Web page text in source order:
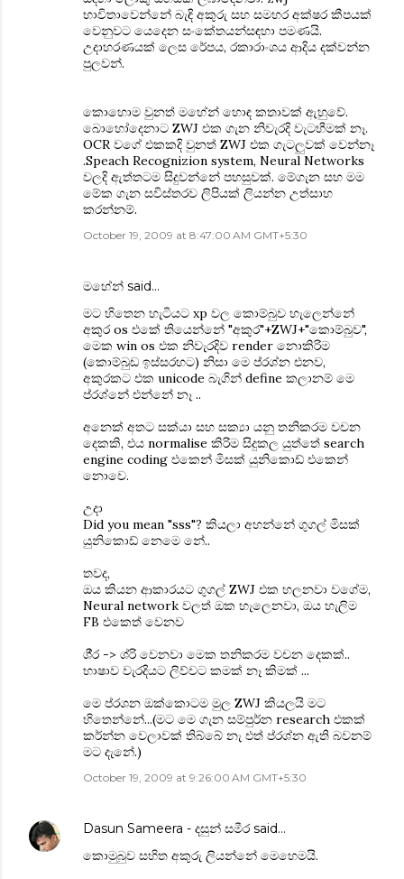
භාවිතාවෙන්නේ බැඳි අකුරු සහ සමහර අක්ෂර කීපයක්
වෙනුවට යෙදෙන සංකේතයන්සඳහා පමණයි.
උදාහරණයක් ලෙස රේපය, රකාරාංශය ආදිය දක්වන්න
පුලවන්.
කොහොම වුනත් මහේන් ‍හොඳ කතාවක් ඇහුවේ.
බොහෝදෙනාට ZWJ එක ගැන නිවැරදි වැටහීමක් නෑ.
OCR වගේ එකකදි වුනත් ZWJ එක ගැටලුවක් වෙන්නෑ
.Speach Recognizion system, Neural Networks
වලදි ඇත්තටම සිදුවන්නේ පහසුවක්. මේගැන සහ මම
මේක ගැන සවිස්තරව ලිපියක් ලියන්න උත්සාහ
කරන්නම්.
October 19, 2009 at 8:47:00 AM GMT+5:30
මහේන් said…
මට හිතෙන හැටියට xp වල කොම්බුව හැලෙන්නේ
අකුර os එකේ තියෙන්නේ "අකුර"+ZWJ+"කොම්බුව",
මෙක win os එක නිවැරදිව render නොකිරිම
(කොම්බුඩ ඉස්ස‍රහට) නිසා මෙ ප‍්රශ්න එනව,
අකුරකට එක unicode බැගින් define කලානම් මෙ
ප‍්රශ්නේ එන්නේ නෑ ..
අනෙක් අතට සක්යා සහ සක්‍යා යනු තනික‍රම වචන
දෙකකි, එය normalise කිරිම සිදුකල යුත්තේ search
engine coding එකෙන් මිසක් යුනිකොඩ් එකෙන්
නොවෙ.
උදා
Did you mean "sss"? කියලා අහන්නේ ගුගල් මිසක්
යුනිකොඩ් නෙමෙ නේ..
තවද,
ඔය කියන ආකාරයට ගුගල් ZWJ එක හලනවා වගේම,
Neural network වලත් ඔක හැලෙනවා, ඔය හැලිම
FB එකෙත් වෙනව
ශී‍්‍ර -> ශ‍්රි වෙනවා මෙක තනිකරම වචන දෙකක්..
භාෂාව වැරදියට ලිව්වට කමක් නෑ කිමක් ...
මෙ ප‍්රශන ඔක්කොටම මුල ZWJ කියලයි මට
හිතෙන්නේ...(මට මෙ ගැන සම්පුර්න research එකක්
කර්න්න වෙලාවක් තිබ්බේ නැ එත් ප‍්රශ්න ඇති බවනම්
මට දැනේ.)
October 19, 2009 at 9:26:00 AM GMT+5:30
Dasun Sameera - දසුන් සමීර said…
කොමුබුව සහිත අකුරු ලියන්නේ මෙහෙමයි.